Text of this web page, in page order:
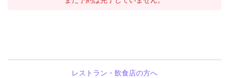
レストラン・飲食店の方へ